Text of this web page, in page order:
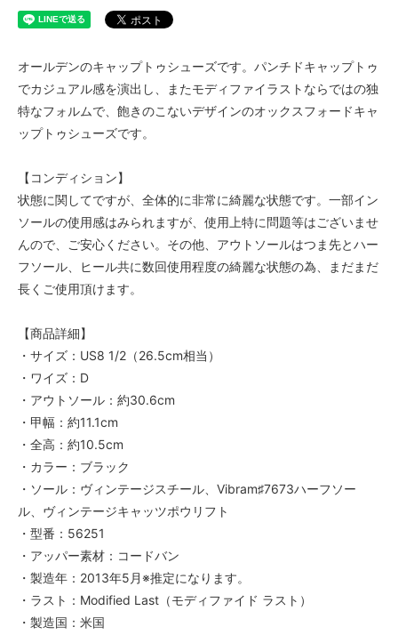
オールデンのキャップトゥシューズです。パンチドキャップトゥ
でカジュアル感を演出し、またモディファイラストならではの独
特なフォルムで、飽きのこないデザインのオックスフォードキャ
ップトゥシューズです。
【コンディション】
状態に関してですが、全体的に非常に綺麗な状態です。一部イン
ソールの使用感はみられますが、使用上特に問題等はございませ
んので、ご安心ください。その他、アウトソールはつま先とハー
フソール、ヒール共に数回使用程度の綺麗な状態の為、まだまだ
長くご使用頂けます。
【商品詳細】
・サイズ：US8 1/2（26.5cm相当）
・ワイズ：D
・アウトソール：約30.6cm
・甲幅：約11.1cm
・全高：約10.5cm
・カラー：ブラック
・ソール：ヴィンテージスチール、Vibram♯7673ハーフソー
ル、ヴィンテージキャッツポウリフト
・型番：56251
・アッパー素材：コードバン
・製造年：2013年5月※推定になります。
・ラスト：Modified Last（モディファイド ラスト）
・製造国：米国